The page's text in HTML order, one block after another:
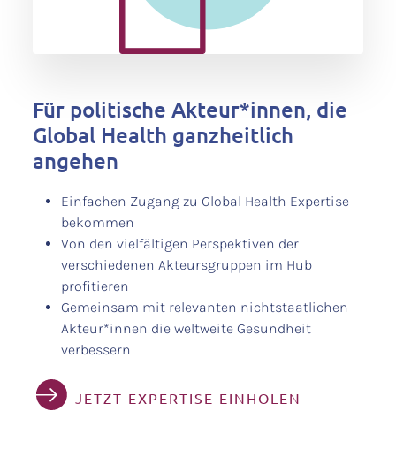
Für politische Akteur*innen, die
Global Health ganzheitlich
angehen
Einfachen Zugang zu Global Health Expertise
bekommen
Von den vielfältigen Perspektiven der
verschiedenen Akteursgruppen im Hub
profitieren
Gemeinsam mit relevanten nichtstaatlichen
Akteur*innen die weltweite Gesundheit
verbessern
JETZT EXPERTISE EINHOLEN